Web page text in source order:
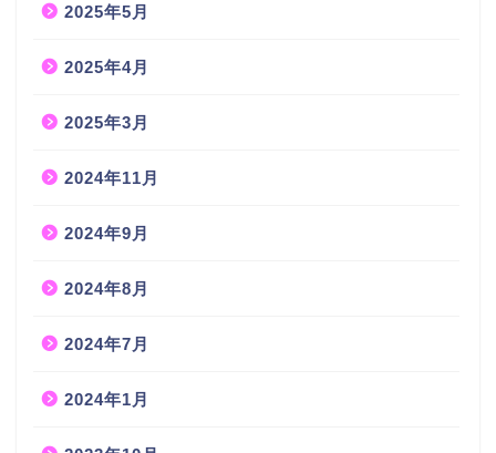
2025年5月
2025年4月
2025年3月
2024年11月
2024年9月
2024年8月
2024年7月
2024年1月